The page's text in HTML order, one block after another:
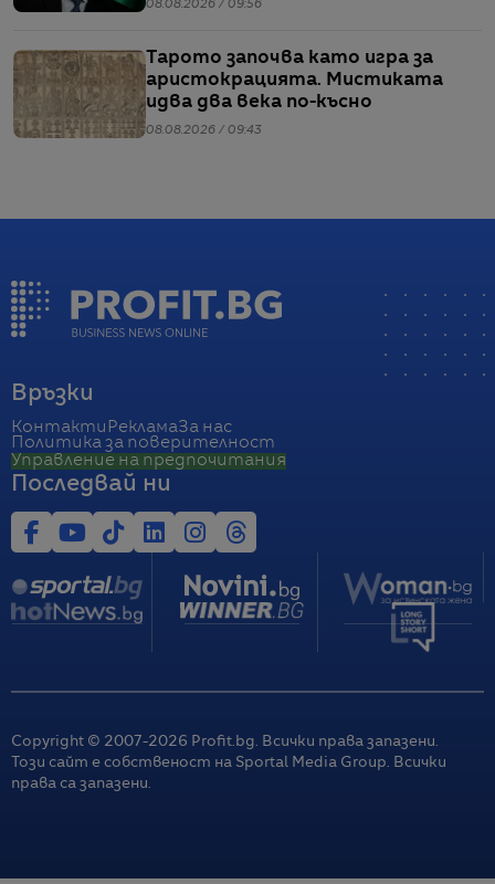
08.08.2026 / 09:56
Тарото започва като игра за
аристокрацията. Мистиката
идва два века по-късно
08.08.2026 / 09:43
Връзки
Контакти РекламаЗа нас
Политика за поверителност
Управление на предпочитания
Последвай ни
Copyright © 2007-2026 Profit.bg. Всички права запазени.
Този сайт е собственост на Sportal Media Group. Всички
права са запазени.